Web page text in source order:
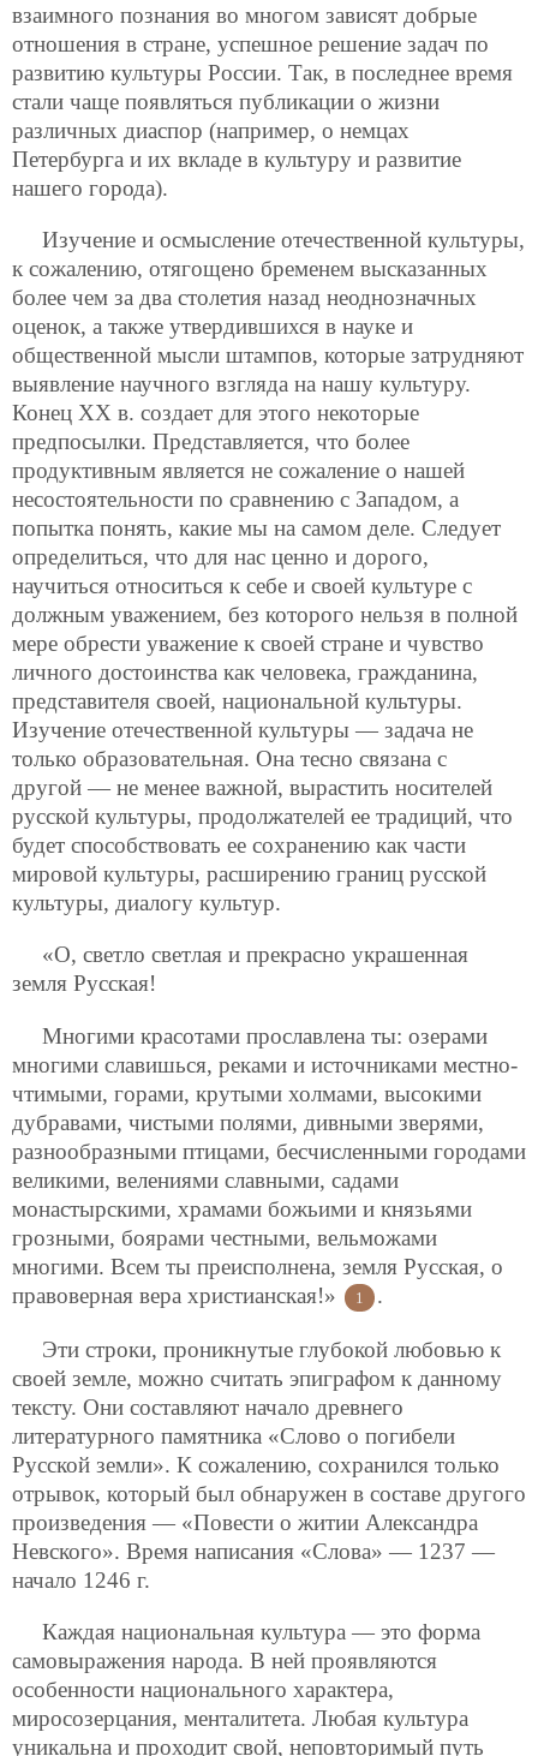
взаимного познания во многом зависят добрые
отношения в стране, успешное решение задач по
развитию культуры России. Так, в последнее время
стали чаще появляться публикации о жизни
различных диаспор (например, о немцах
Петербурга и их вкладе в культуру и развитие
нашего города).
Изучение и осмысление отечественной культуры,
к сожалению, отягощено бременем высказанных
более чем за два столетия назад неоднозначных
оценок, а также утвердившихся в науке и
общественной мысли штампов, которые затрудняют
выявление научного взгляда на нашу культуру.
Конец XX в. создает для этого некоторые
предпосылки. Представляется, что более
продуктивным является не сожаление о нашей
несостоятельности по сравнению с Западом, а
попытка понять, какие мы на самом деле. Следует
определиться, что для нас ценно и дорого,
научиться относиться к себе и своей культуре с
должным уважением, без которого нельзя в полной
мере обрести уважение к своей стране и чувство
личного достоинства как человека, гражданина,
представителя своей, национальной культуры.
Изучение отечественной культуры — задача не
только образовательная. Она тесно связана с
другой — не менее важной, вырастить носителей
русской культуры, продолжателей ее традиций, что
будет способствовать ее сохранению как части
мировой культуры, расширению границ русской
культуры, диалогу культур.
«О, светло светлая и прекрасно украшенная
земля Русская!
Многими красотами прославлена ты: озерами
многими славишься, реками и источниками местно-
чтимыми, горами, крутыми холмами, высокими
дубравами, чистыми полями, дивными зверями,
разнообразными птицами, бесчисленными городами
великими, велениями славными, садами
монастырскими, храмами божьими и князьями
грозными, боярами честными, вельможами
многими. Всем ты преисполнена, земля Русская, о
правоверная вера христианская!»
1 .
Эти строки, проникнутые глубокой любовью к
своей земле, можно считать эпиграфом к данному
тексту. Они составляют начало древнего
литературного памятника «Слово о погибели
Русской земли». К сожалению, сохранился только
отрывок, который был обнаружен в составе другого
произведения — «Повести о житии Александра
Невского». Время написания «Слова» — 1237 —
начало 1246 г.
Каждая национальная культура — это форма
самовыражения народа. В ней проявляются
особенности национального характера,
миросозерцания, менталитета. Любая культура
уникальна и проходит свой, неповторимый путь